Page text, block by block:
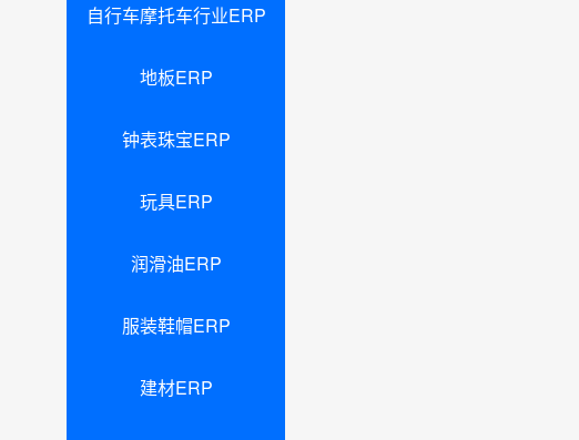
自行车摩托车行业ERP
地板ERP
钟表珠宝ERP
玩具ERP
润滑油ERP
服装鞋帽ERP
建材ERP